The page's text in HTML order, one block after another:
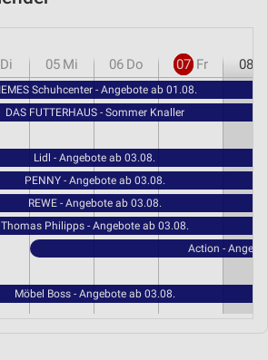
Di 05 Mi 06 Do 07 Fr 08
Schuhcenter - Angebote ab 01.08.
DAS FUTTERHAUS - Sommer Knaller
Lidl - Angebote ab 03.08.
PENNY - Angebote ab 03.08.
REWE - Angebote ab 03.08.
Thomas Philipps - Angebote ab 03.08.
Action -
Möbel Boss - Angebote ab 03.08.